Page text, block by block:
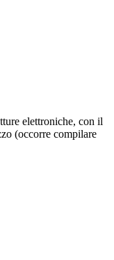
elettroniche, con il
(occorre compilare